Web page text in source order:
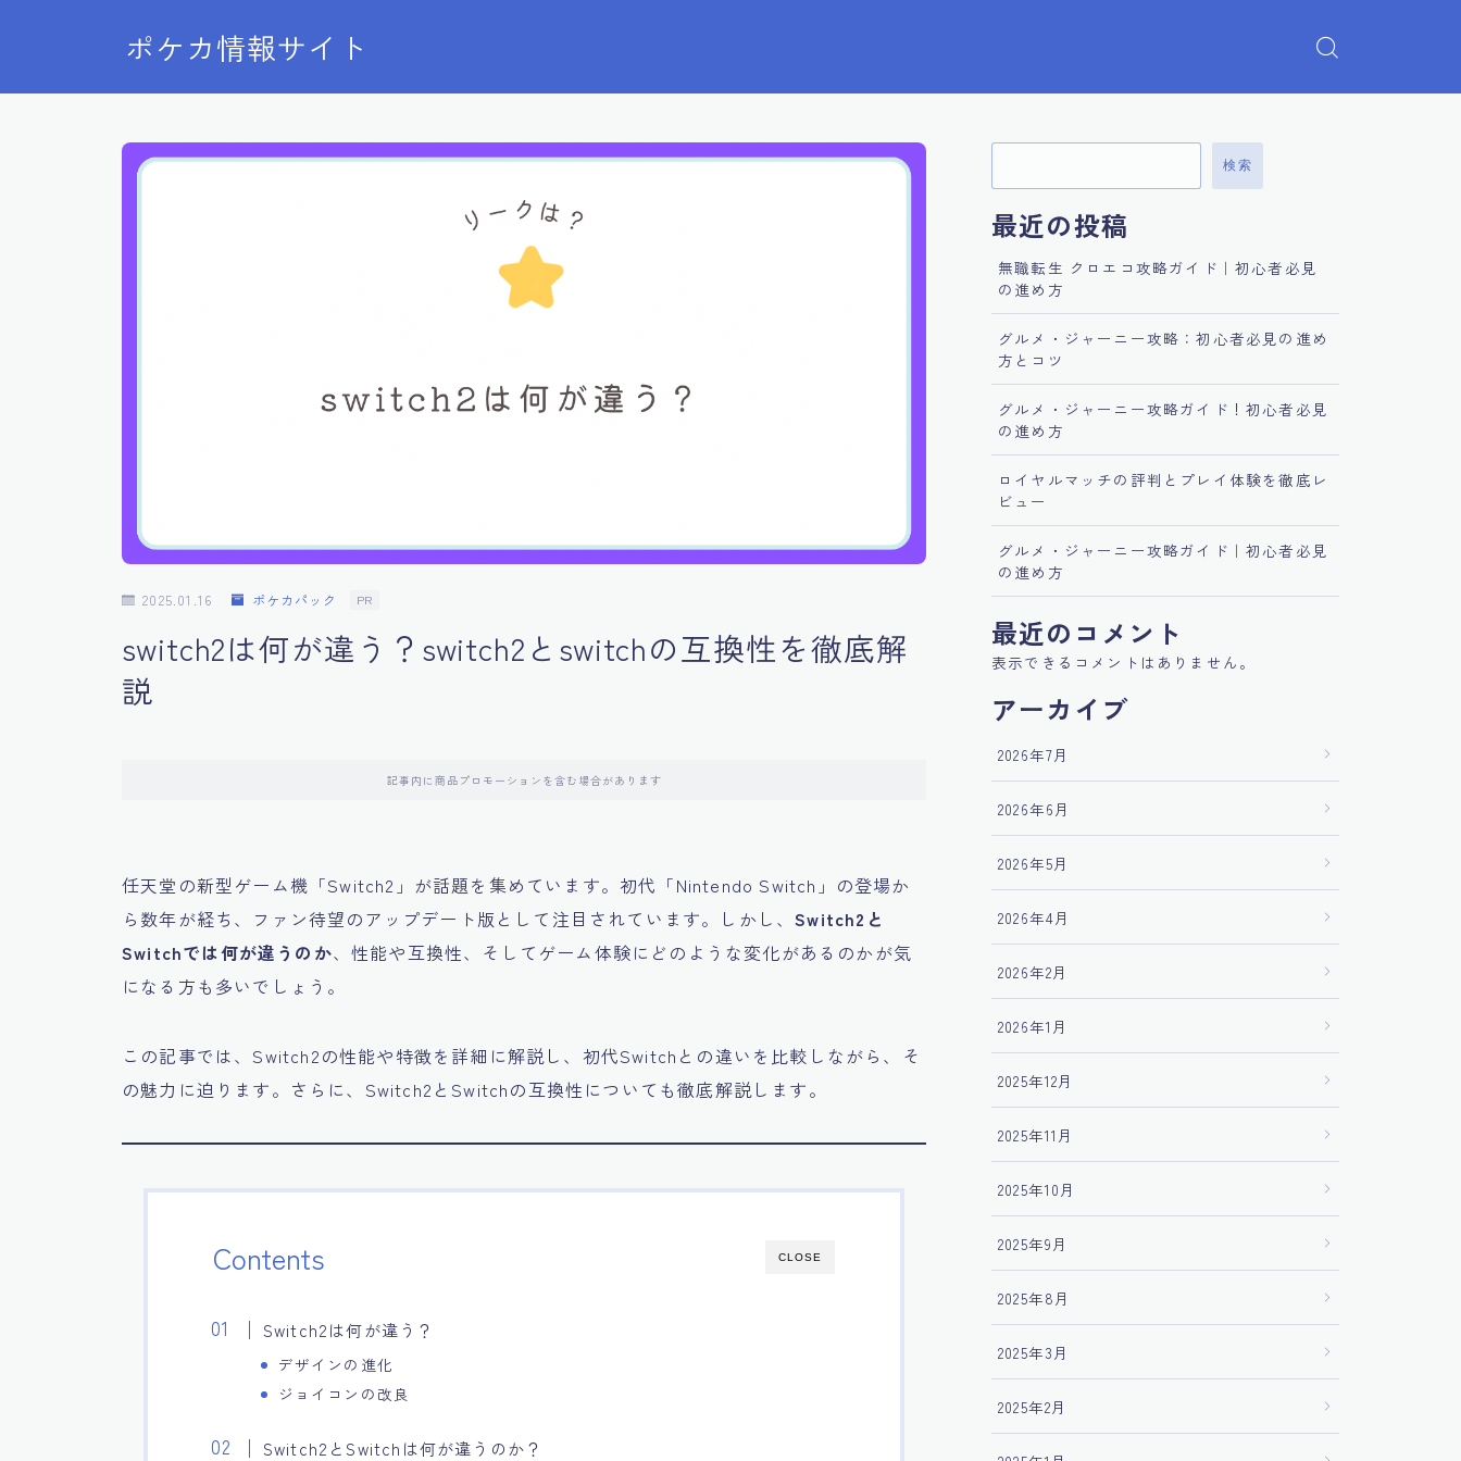
ポケカ情報サイト
2025.01.16 ポケカパック PR
switch2は何が違う？switch2とswitchの互換性を徹底解
説
記事内に商品プロモーションを含む場合があります
任天堂の新型ゲーム機「Switch2」が話題を集めています。初代「Nintendo Switch」の登場か
ら数年が経ち、ファン待望のアップデート版として注目されています。しかし、Switch2と
Switchでは何が違うのか、性能や互換性、そしてゲーム体験にどのような変化があるのかが気
になる方も多いでしょう。
この記事では、Switch2の性能や特徴を詳細に解説し、初代Switchとの違いを比較しながら、そ
の魅力に迫ります。さらに、Switch2とSwitchの互換性についても徹底解説します。
CLOSE
Contents
Switch2は何が違う？
デザインの進化
ジョイコンの改良
Switch2とSwitchは何が違うのか？
検索
最近の投稿
無職転生 クロエコ攻略ガイド｜初心者必見
の進め方
グルメ・ジャーニー攻略：初心者必見の進め
方とコツ
グルメ・ジャーニー攻略ガイド！初心者必見
の進め方
ロイヤルマッチの評判とプレイ体験を徹底レ
ビュー
グルメ・ジャーニー攻略ガイド｜初心者必見
の進め方
最近のコメント
表示できるコメントはありません。
アーカイブ
2026年7月
2026年6月
2026年5月
2026年4月
2026年2月
2026年1月
2025年12月
2025年11月
2025年10月
2025年9月
2025年8月
2025年3月
2025年2月